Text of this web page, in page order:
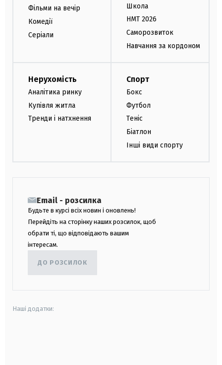
Фільми на вечір
Комедії
Серіали
Школа
НМТ 2026
Саморозвиток
Навчання за кордоном
Нерухомість
Аналітика ринку
Купівля житла
Тренди і натхнення
Спорт
Бокс
Футбол
Теніс
Біатлон
Інші види спорту
Email - розсилка
Будьте в курсі всіх новин і оновлень!
Перейдіть на сторінку наших розсилок, щоб
обрати ті, що відповідають вашим
інтересам.
ДО РОЗСИЛОК
Наші додатки: